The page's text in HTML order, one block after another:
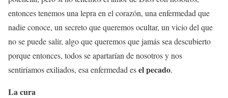
entonces tenemos una lepra en el corazón, una enfermedad que
nadie conoce, un secreto que queremos ocultar, un vicio del que
no se puede salir, algo que queremos que jamás sea descubierto
porque entonces, todos se apartarían de nosotros y nos
sentiríamos exiliados, esa enfermedad esel pecado.
La cura